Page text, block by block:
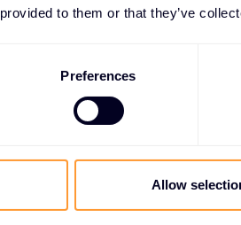
to them or that they’ve
Preferences
Allow
EXN může shromažďovat
telefonní číslo, pracovní
b. Účely